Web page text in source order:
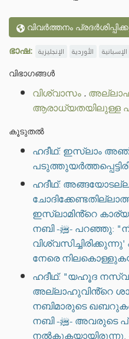
വിവർത്തനം
ഭാഷ: الإنجليزية الأوردية الإسبانية
വിഭാഗങ്ങൾ
വിശ്വാസം.
ആരാധ്യതയിലുള്ള
കൂടുതൽ
ഹദീഥ്: ഇസ്‌ലാം
ഹദീഥ്:
ഇസ്‌ലാമിൻ്റെ
നബി -ﷺ- പറഞ്ഞു: "നീ 'ഞാൻ അല്ലാഹുവിൽ
നേരെ
ഹദീഥ്: "യഹൂദ
അല്ലാഹുവിൻ്റെ
നബിമാരുടെ
നബി -ﷺ- അവരുടെ പ്രവർത്തിയിൽ നിന്ന് താക്കീത്
നൽകുകയായിരുന്നു.